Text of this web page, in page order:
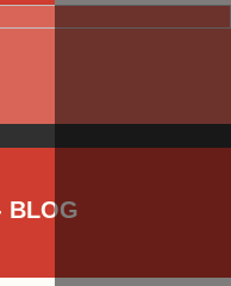
BLOG